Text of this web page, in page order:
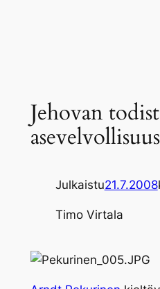
Jehovan
asevelvollisuus
Julkaistu21.7.2008
Timo Virtala